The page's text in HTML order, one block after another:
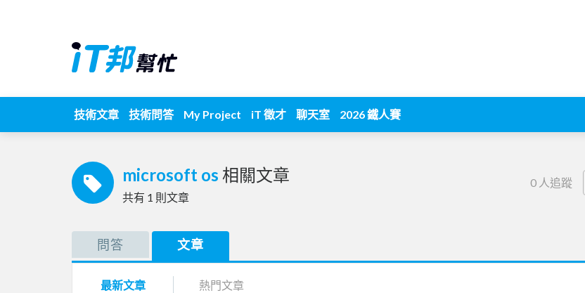
技術文章 技術問答 My Project iT 徵才 聊天室 2026 鐵人賽
microsoft os 相關文章
共有 1 則文章
0 人追蹤
問答 文章
最新文章 熱門文章